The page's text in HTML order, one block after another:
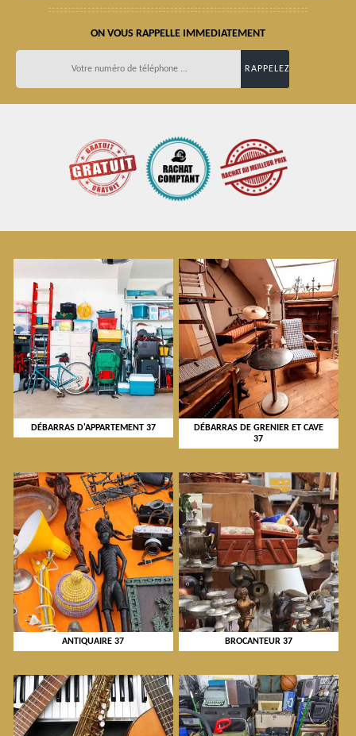
ON VOUS RAPPELLE IMMEDIATEMENT
DÉBARRAS D'APPARTEMENT 37
DÉBARRAS DE GRENIER ET CAVE
37
ANTIQUAIRE 37 BROCANTEUR 37